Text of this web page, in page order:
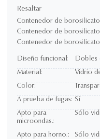
Resaltar
Contenedor de
Contenedor de borosilicato
Contenedor de
Diseño funcional:
Dobles
Material:
Vidrio
Color:
A prueba de fugas: Sí
Apto para
microondas.:
Sólo
Apto para horno.:
Sólo